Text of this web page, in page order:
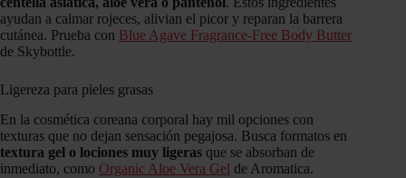
ayudan a calmar rojeces, alivian el picor y reparan la barrera
cutánea. Prueba con Blue Agave Fragrance-Free Body Butter
de Skybottle.
Ligereza para pieles grasas
En la cosmética coreana corporal hay mil opciones con
texturas que no dejan sensación pegajosa. Busca formatos en
textura gel o lociones muy ligeras que se absorban de
inmediato, como Organic Aloe Vera Gel de Aromatica.